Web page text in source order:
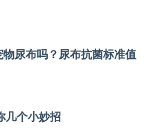
尿布吗？尿布抗菌标准值
几个小妙招